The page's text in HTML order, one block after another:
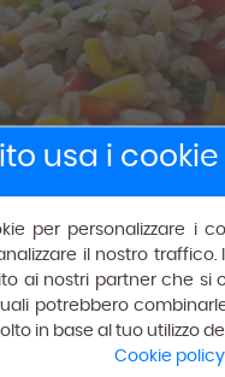
pomodoro, aceto, pepe,
usa i cookie
per personalizzare i
il nostro
ai nostri partner che
potrebbero
in base al tuo utilizzo
Cookie policy